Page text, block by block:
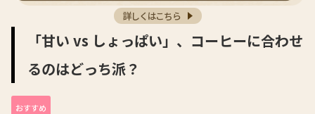
詳しくはこちら
「甘い vs しょっぱい」、コーヒーに合わせ
るのはどっち派？
おすすめ